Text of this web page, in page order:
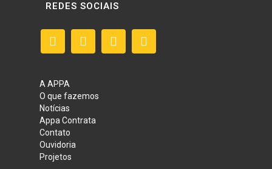
REDES SOCIAIS
A APPA
O que fazemos
Notícias
Appa Contrata
Contato
Ouvidoria
Projetos